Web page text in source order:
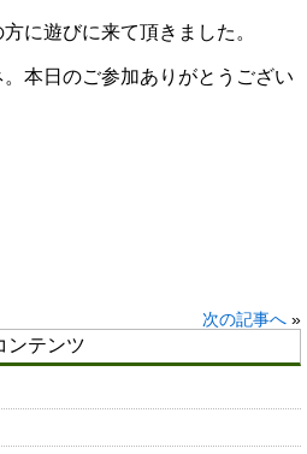
に遊びに来て頂きました。
本日のご参加ありがとうござい
次の記事へ »
ンテンツ